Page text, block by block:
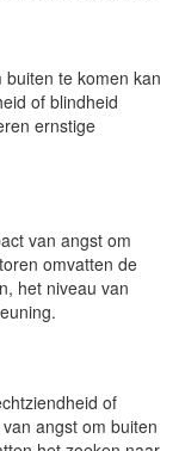
te komen kan
of blindheid
ernstige
van angst om
omvatten de
het niveau van
of
angst om buiten